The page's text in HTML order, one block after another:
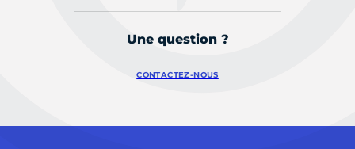
Une question ?
CONTACTEZ-NOUS